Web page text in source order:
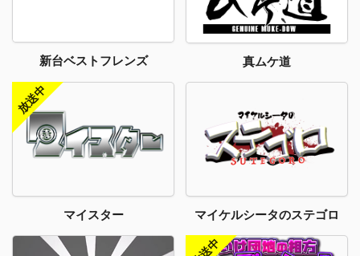
新台ベストフレンズ 真ムケ道
マイスター マイケルシータのステゴロ